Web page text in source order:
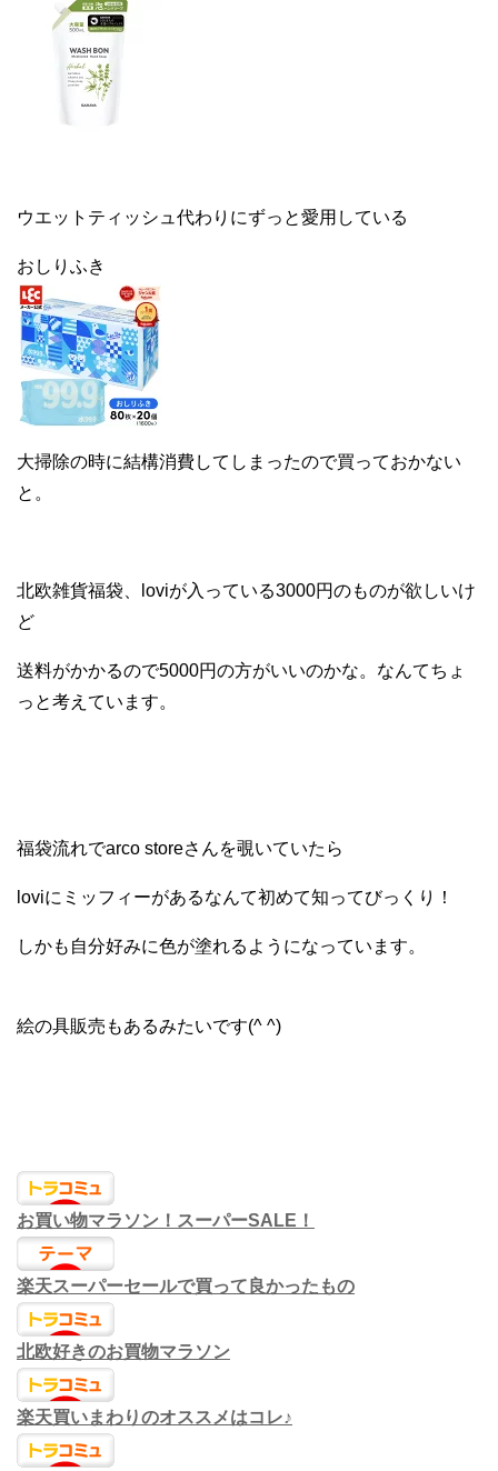
ウエットティッシュ代わりにずっと愛用している
おしりふき
大掃除の時に結構消費してしまったので買っておかない
と。
北欧雑貨福袋、loviが入っている3000円のものが欲しいけ
ど
送料がかかるので5000円の方がいいのかな。なんてちょ
っと考えています。
福袋流れでarco storeさんを覗いていたら
loviにミッフィーがあるなんて初めて知ってびっくり！
しかも自分好みに色が塗れるようになっています。
絵の具販売もあるみたいです(^ ^)
お買い物マラソン！スーパーSALE！
楽天スーパーセールで買って良かったもの
北欧好きのお買物マラソン
楽天買いまわりのオススメはコレ♪